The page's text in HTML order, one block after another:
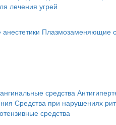
лечения угрей
Плазмозаменяющие
средства
Средства при нарушениях
средства